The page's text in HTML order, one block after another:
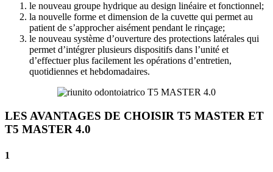
le nouveau groupe hydrique au design linéaire et fonctionnel;
la nouvelle forme et dimension de la cuvette qui permet au
patient de s’approcher aisément pendant le rinçage;
le nouveau système d’ouverture des protections latérales qui
permet d’intégrer plusieurs dispositifs dans l’unité et
d’effectuer plus facilement les opérations d’entretien,
quotidiennes et hebdomadaires.
LES AVANTAGES DE CHOISIR T5 MASTER ET
T5 MASTER 4.0
1